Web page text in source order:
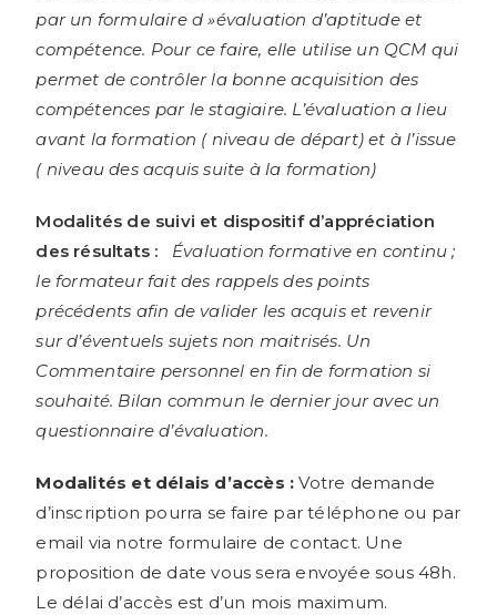
par un formulaire d »évaluation d’aptitude et
compétence. Pour ce faire, elle utilise un QCM qui
permet de contrôler la bonne acquisition des
compétences par le stagiaire. L’évaluation a lieu
avant la formation ( niveau de départ) et à l’issue
( niveau des acquis suite à la formation)
Modalités de suivi et dispositif d’appréciation
des résultats :
Évaluation formative en continu ;
le formateur fait des rappels des points
précédents afin de valider les acquis et revenir
sur d’éventuels sujets non maitrisés. Un
Commentaire personnel en fin de formation si
souhaité. Bilan commun le dernier jour avec un
questionnaire d’évaluation.
Modalités et délais d’accès :Votre demande
d’inscription pourra se faire par téléphone ou par
email via notre formulaire de contact. Une
proposition de date vous sera envoyée sous 48h.
Le délai d’accès est d’un mois maximum.